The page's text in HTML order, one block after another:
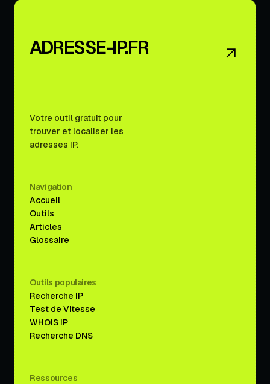
ADRESSE-IP.FR
Votre outil gratuit pour
trouver et localiser les
adresses IP.
Navigation
Accueil
Outils
Articles
Glossaire
Outils populaires
Recherche IP
Test de Vitesse
WHOIS IP
Recherche DNS
Ressources